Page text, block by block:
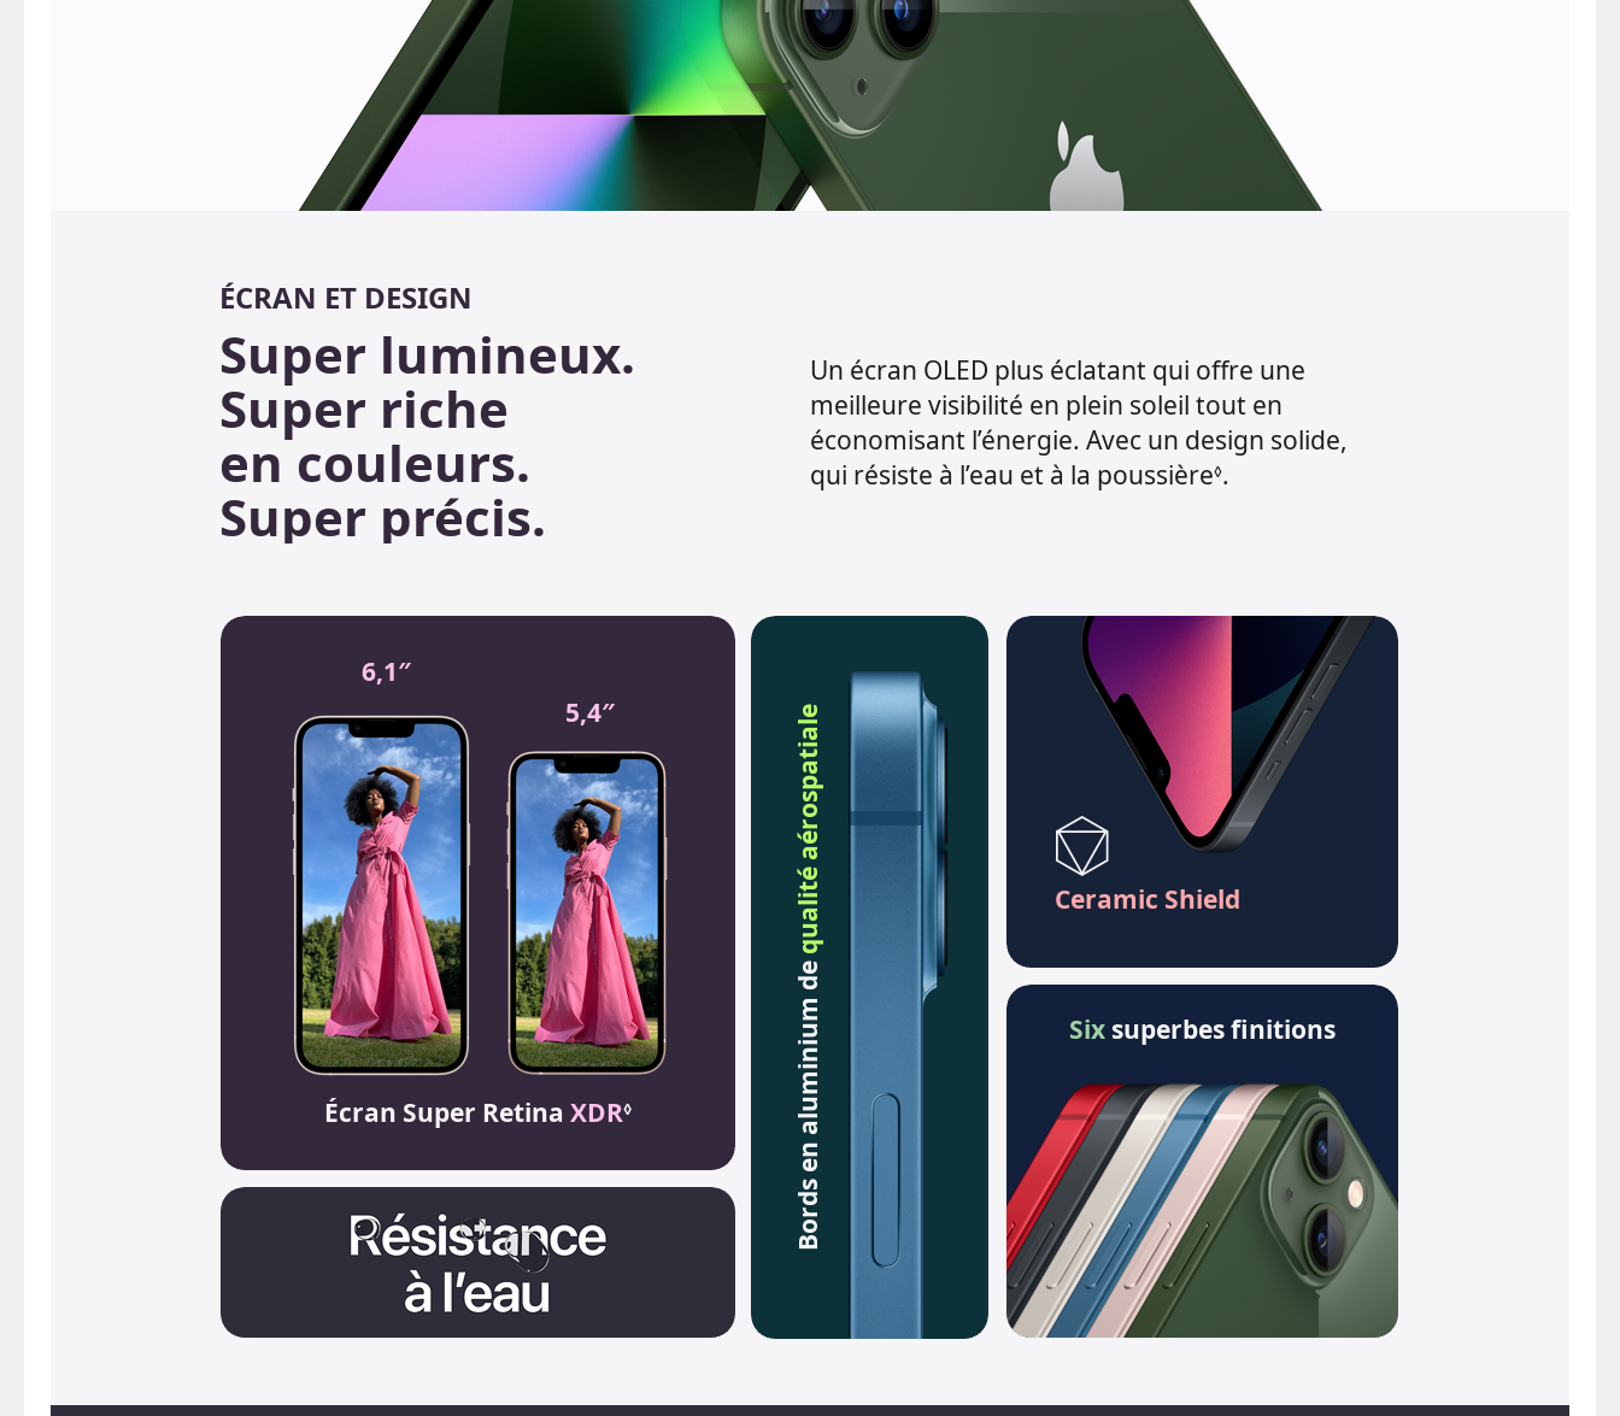
ÉCRAN ET DESIGN
Super lumineux.
Super riche
en couleurs.
Super précis.
Un écran OLED plus éclatant qui offre une
meilleure visibilité en plein soleil tout en
économisant l’énergie. Avec un design solide,
qui résiste à l’eau et à la poussière◊.
6,1″
5,4″
Écran Super Retina XDR◊ Bords en aluminium de
qualité aérospatiale Ceramic Shield
Six superbes finitions